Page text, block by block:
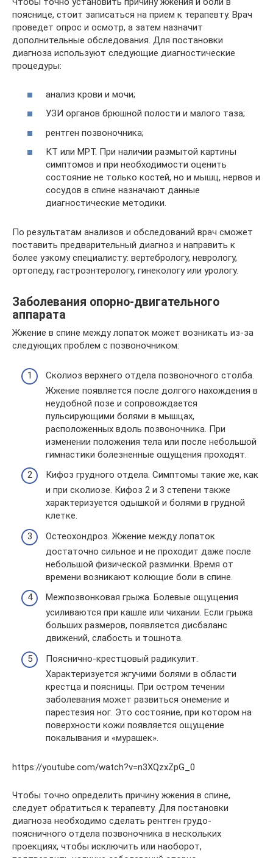
пояснице, стоит записаться на прием к терапевту. Врач
проведет опрос и осмотр, а затем назначит
дополнительные обследования. Для постановки
диагноза используют следующие диагностические
процедуры:
анализ крови и мочи;
УЗИ органов брюшной полости и малого таза;
рентген позвоночника;
КТ или МРТ. При наличии размытой картины
симптомов и при необходимости оценить
состояние не только костей, но и мышц, нервов и
сосудов в спине назначают данные
диагностические методики.
По результатам анализов и обследований врач сможет
поставить предварительный диагноз и направить к
более узкому специалисту: вертебрологу, неврологу,
ортопеду, гастроэнтерологу, гинекологу или урологу.
Заболевания опорно-двигательного
аппарата
Жжение в спине между лопаток может возникать из-за
следующих проблем с позвоночником:
Сколиоз верхнего отдела позвоночного столба.
Жжение появляется после долгого нахождения в
неудобной позе и сопровождается
пульсирующими болями в мышцах,
расположенных вдоль позвоночника. При
изменении положения тела или после небольшой
гимнастики болезненные ощущения проходят.
Кифоз грудного отдела. Симптомы такие же, как
и при сколиозе. Кифоз 2 и 3 степени также
характеризуется одышкой и болями в грудной
клетке.
Остеохондроз. Жжение между лопаток
достаточно сильное и не проходит даже после
небольшой физической разминки. Время от
времени возникают колющие боли в спине.
Межпозвонковая грыжа. Болевые ощущения
усиливаются при кашле или чихании. Если грыжа
больших размеров, появляется дисбаланс
движений, слабость и тошнота.
Пояснично-крестцовый радикулит.
Характеризуется жгучими болями в области
крестца и поясницы. При остром течении
заболевания может развиться онемение и
парестезия ног. Это состояние, при котором на
поверхности кожи появляется ощущение
покалывания и «мурашек».
https://youtube.com/watch?v=n3XQzxZpG_0
Чтобы точно определить причину жжения в спине,
следует обратиться к терапевту. Для постановки
диагноза необходимо сделать рентген грудо-
поясничного отдела позвоночника в нескольких
проекциях, чтобы исключить или наоборот,